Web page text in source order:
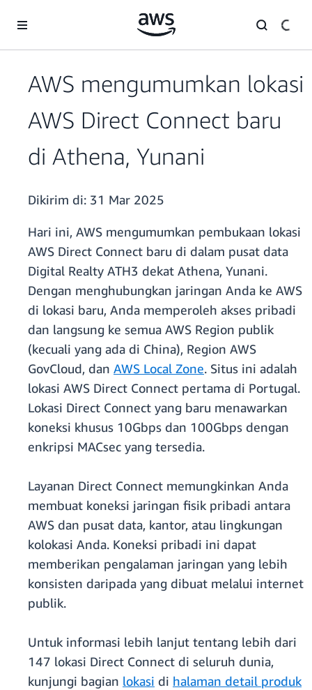
AWS mengumumkan lokasi
AWS Direct Connect baru
di Athena, Yunani
Dikirim di: 31 Mar 2025
Hari ini, AWS mengumumkan pembukaan lokasi
AWS Direct Connect baru di dalam pusat data
Digital Realty ATH3 dekat Athena, Yunani.
Dengan menghubungkan jaringan Anda ke AWS
di lokasi baru, Anda memperoleh akses pribadi
dan langsung ke semua AWS Region publik
(kecuali yang ada di China), Region AWS
GovCloud, dan AWS Local Zone. Situs ini adalah
lokasi AWS Direct Connect pertama di Portugal.
Lokasi Direct Connect yang baru menawarkan
koneksi khusus 10Gbps dan 100Gbps dengan
enkripsi MACsec yang tersedia.
Layanan Direct Connect memungkinkan Anda
membuat koneksi jaringan fisik pribadi antara
AWS dan pusat data, kantor, atau lingkungan
kolokasi Anda. Koneksi pribadi ini dapat
memberikan pengalaman jaringan yang lebih
konsisten daripada yang dibuat melalui internet
publik.
Untuk informasi lebih lanjut tentang lebih dari
147 lokasi Direct Connect di seluruh dunia,
kunjungi bagian lokasi di halaman detail produk